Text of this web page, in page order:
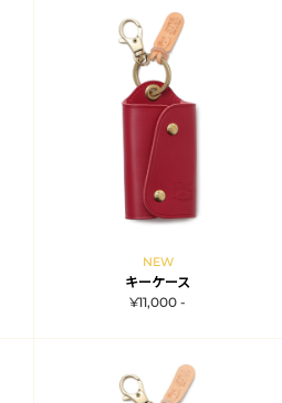
NEW
キーケース
¥11,000 -